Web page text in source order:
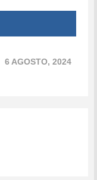
6 AGOSTO, 2024